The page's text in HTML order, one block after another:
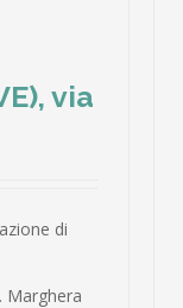
via
di
Marghera